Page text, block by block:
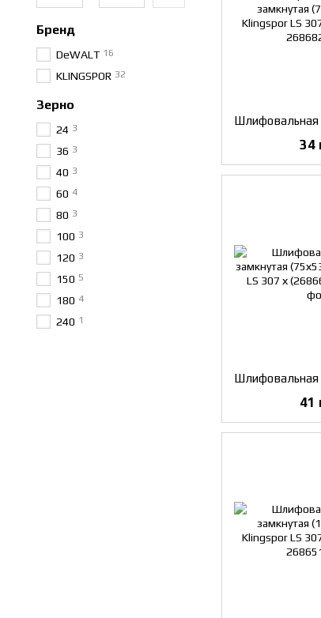
34
41
Бренд
DeWALT 16
KLINGSPOR 32
Зерно
24 3
36 3
40 3
60 4
80 3
100 3
120 3
150 5
180 4
240 1